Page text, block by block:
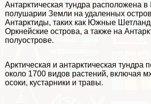
Антарктическая тундра расположена
полушарии Земли на удаленных
Антарктиды, таких как Южные
Оркнейские острова, а также на
полуострове.
Арктическая и антарктическая тундра
около 1700 видов растений, включая
осоки, кустарники и травы.